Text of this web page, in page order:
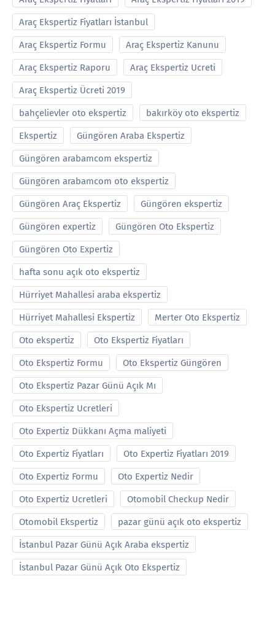
Araç Ekspertiz Fiyatları İstanbul
Araç Ekspertiz Formu Araç Ekspertiz Kanunu
Araç Ekspertiz Raporu Araç Ekspertiz Ucreti
Araç Ekspertiz Ücreti 2019
bahçelievler oto ekspertiz bakırköy oto ekspertiz
Ekspertiz Güngören Araba Ekspertiz
Güngören arabamcom ekspertiz
Güngören arabamcom oto ekspertiz
Güngören Araç Ekspertiz Güngören ekspertiz
Güngören expertiz Güngören Oto Ekspertiz
Güngören Oto Expertiz
hafta sonu açık oto ekspertiz
Hürriyet Mahallesi araba ekspertiz
Hürriyet Mahallesi Ekspertiz Merter Oto Ekspertiz
Oto ekspertiz Oto Ekspertiz Fiyatları
Oto Ekspertiz Formu Oto Ekspertiz Güngören
Oto Ekspertiz Pazar Günü Açık Mı
Oto Ekspertiz Ucretleri
Oto Expertiz Dükkanı Açma maliyeti
Oto Expertiz Fiyatları Oto Expertiz Fiyatları 2019
Oto Expertiz Formu Oto Expertiz Nedir
Oto Expertiz Ucretleri Otomobil Checkup Nedir
Otomobil Ekspertiz pazar günü açık oto ekspertiz
İstanbul Pazar Günü Açık Araba ekspertiz
İstanbul Pazar Günü Açık Oto Ekspertiz